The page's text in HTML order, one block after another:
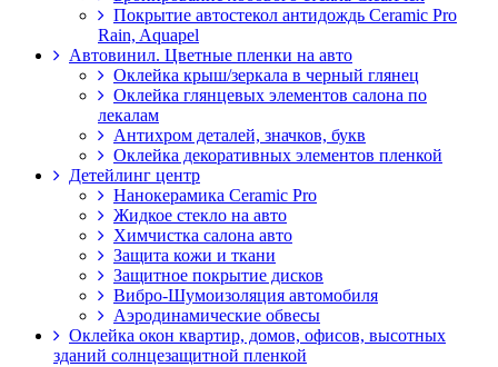
Покрытие автостекол антидождь Ceramic Pro
Rain, Aquapel
Автовинил. Цветные пленки на авто
Оклейка крыш/зеркала в черный глянец
Оклейка глянцевых элементов салона по
лекалам
Антихром деталей, значков, букв
Оклейка декоративных элементов пленкой
Детейлинг центр
Нанокерамика Ceramic Pro
Жидкое стекло на авто
Химчистка салона авто
Защита кожи и ткани
Защитное покрытие дисков
Вибро-Шумоизоляция автомобиля
Аэродинамические обвесы
Оклейка окон квартир, домов, офисов, высотных
зданий солнцезащитной пленкой